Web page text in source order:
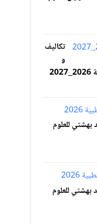
تكاليف
و
للعلوم
للعلوم